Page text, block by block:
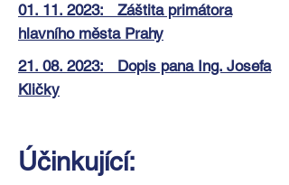
01. 11. 2023: Záštita primátora
hlavního města Prahy
21. 08. 2023: Dopis pana Ing. Josefa
Kličky
Účinkující: